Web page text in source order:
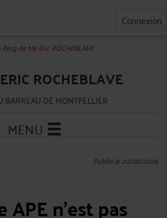
Connexion
Blog de Me Eric ROCHEBLAVE
ROCHEBLAVE
BARREAU DE MONTPELLIER
MENU
Publié le 20/02/2026
n'est pas